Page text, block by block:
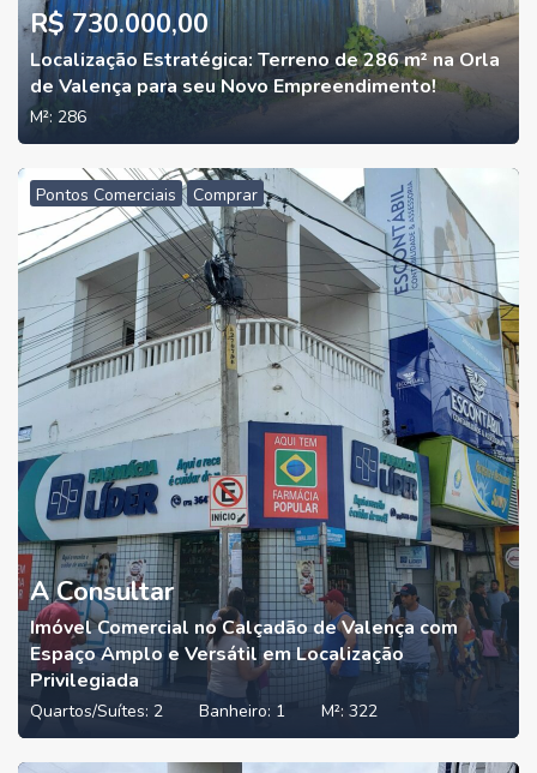
R$ 730.000,00
Localização Estratégica: Terreno de 286 m² na Orla
de Valença para seu Novo Empreendimento!
M²: 286
Pontos Comerciais Comprar
A Consultar
Imóvel Comercial no Calçadão de Valença com
Espaço Amplo e Versátil em Localização
Privilegiada
Quartos/Suítes: 2 Banheiro: 1 M²: 322